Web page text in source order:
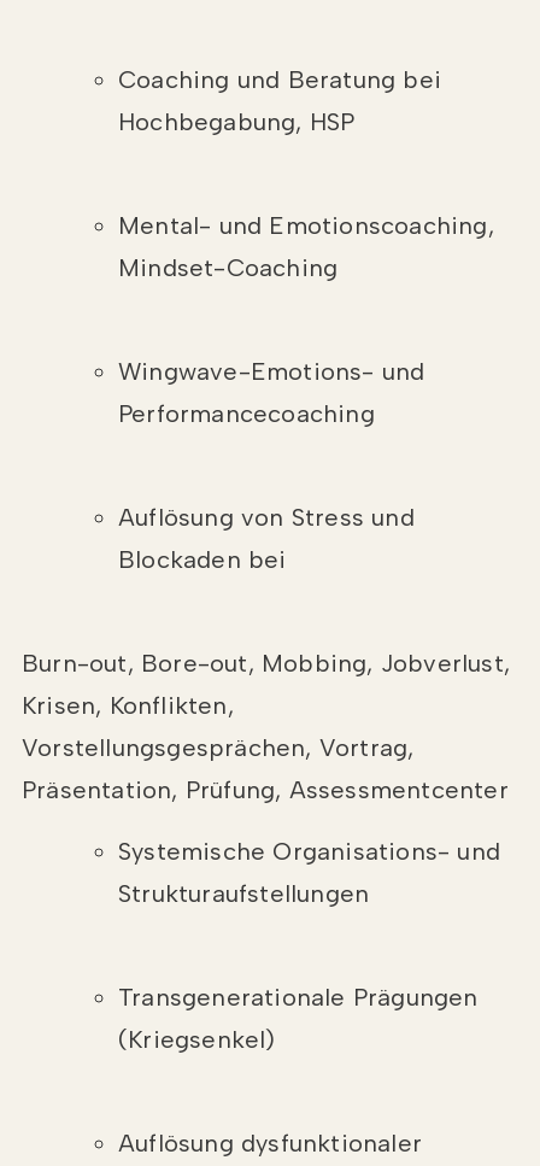
Coaching und Beratung bei
Hochbegabung, HSP
Mental- und Emotionscoaching,
Mindset-Coaching
Wingwave-Emotions- und
Performancecoaching
Auflösung von Stress und
Blockaden bei
Burn-out, Bore-out, Mobbing, Jobverlust,
Krisen, Konflikten,
Vorstellungsgesprächen, Vortrag,
Präsentation, Prüfung, Assessmentcenter
Systemische Organisations- und
Strukturaufstellungen
Transgenerationale Prägungen
(Kriegsenkel)
Auflösung dysfunktionaler